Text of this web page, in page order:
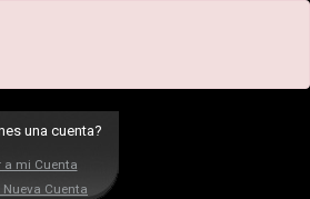
una cuenta?
a mi Cuenta
Nueva Cuenta